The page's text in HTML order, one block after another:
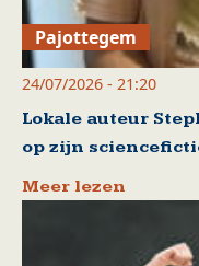
Pajottegem
24/07/2026 - 21:20
Lokale auteur
op zijn
Meer lezen